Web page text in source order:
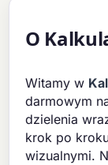
O
Witamy w
darmowym
dzielenia
krok po
wizualnymi.